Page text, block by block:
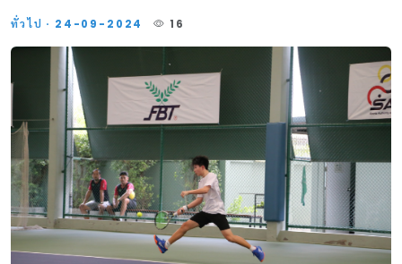
ทั่วไป · 24-09-2024 16